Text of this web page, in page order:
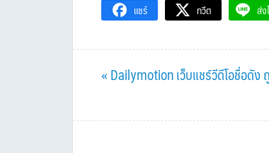
แชร์ ทวีต ส่ง
Previous
« Dailymotion เว็บแชร์วีดีโอชื่อดั